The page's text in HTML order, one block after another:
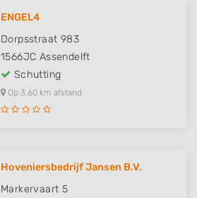
ENGEL4
Dorpsstraat 983
1566JC Assendelft
Schutting
Op 3,60 km afstand
Hoveniersbedrijf Jansen B.V.
Markervaart 5